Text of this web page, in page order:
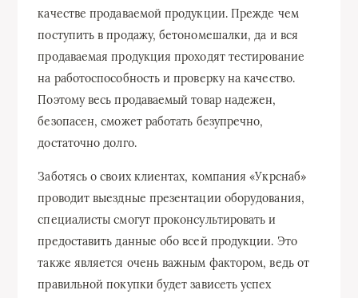
качестве продаваемой продукции. Прежде чем
поступить в продажу, бетономешалки, да и вся
продаваемая продукция проходят тестирование
на работоспособность и проверку на качество.
Поэтому весь продаваемый товар надежен,
безопасен, сможет работать безупречно,
достаточно долго.
Заботясь о своих клиентах, компания «Укрснаб»
проводит выездные презентации оборудования,
специалисты смогут проконсультировать и
предоставить данные обо всей продукции. Это
также является очень важным фактором, ведь от
правильной покупки будет зависеть успех